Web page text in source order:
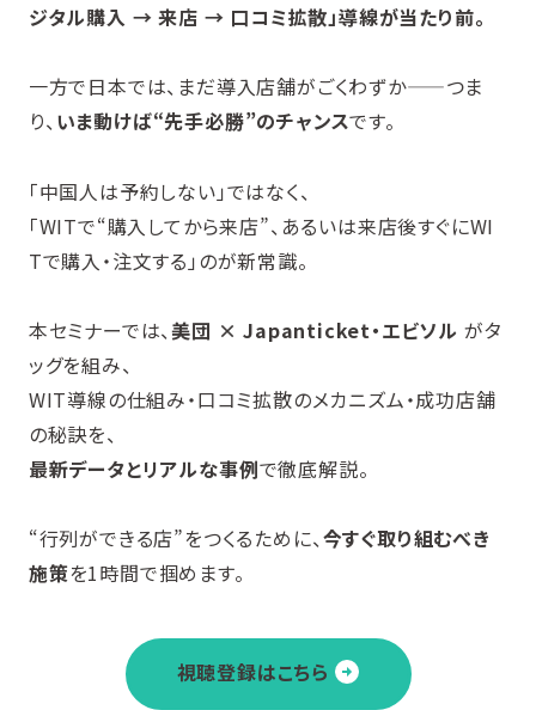
ジタル購入 → 来店 → 口コミ拡散」導線が当たり前。
一方で日本では、まだ導入店舗がごくわずか——つま
り、 いま動けば“先手必勝”のチャンスです。
「中国人は予約しない」ではなく、
「WITで“購入してから来店”、あるいは来店後すぐにWI
Tで購入・注文する」のが新常識。
本セミナーでは、美団 × Japanticket・エビソル がタ
ッグを組み、
WIT導線の仕組み・口コミ拡散のメカニズム・成功店舗
の秘訣を、
最新データとリアルな事例で徹底解説。
“行列ができる店”をつくるために、今すぐ取り組むべき
施策を1時間で掴めます。
視聴登録はこちら